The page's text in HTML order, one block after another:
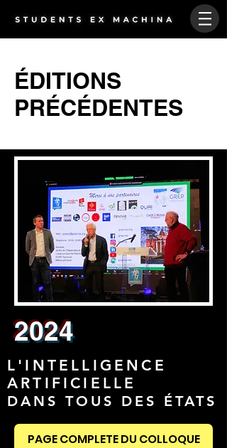
ÉDITIONS
PRÉCÉDENTES
2024
L'INTELLIGENCE
ARTIFICIELLE
DANS TOUS DES ÉTATS
PAGE COMPLETE DU COLLOQUE